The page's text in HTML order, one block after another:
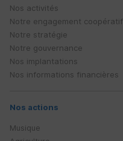
Nos activités
Notre engagement coopératif
Notre stratégie
Notre gouvernance
Nos implantations
Nos informations financières
Nos actions
Musique